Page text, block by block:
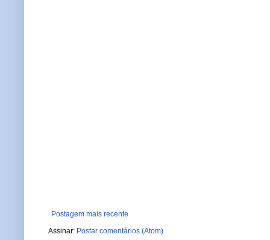
Postagem mais recente
Assinar: Postar comentários (Atom)